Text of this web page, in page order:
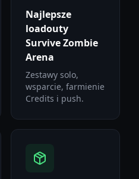
Najlepsze
loadouty
Survive Zombie
Arena
Zestawy solo,
wsparcie, farmienie
Credits i push.